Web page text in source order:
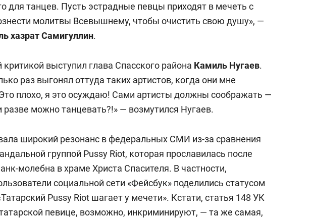
для танцев. Пусть эстрадные певцы приходят в мечеть с
молитвы Всевышнему, чтобы очистить свою душу», —
хазрат Самигуллин.
критикой выступил глава Спасского района Камиль Нугаев.
раз выгонял оттуда таких артистов, когда они мне
плохо, я это осуждаю! Сами артисты должны соображать —
разве можно танцевать?!» — возмутился Нугаев.
широкий резонанс в федеральных СМИ из-за сравнения
группой Pussy Riot, которая прославилась после
молебна в храме Христа Спасителя. В частности,
социальной сети «Фейсбук» поделились статусом
Pussy Riot шагает у мечети». Кстати, статья 148 УК
певице, возможно, инкриминируют, — та же самая,